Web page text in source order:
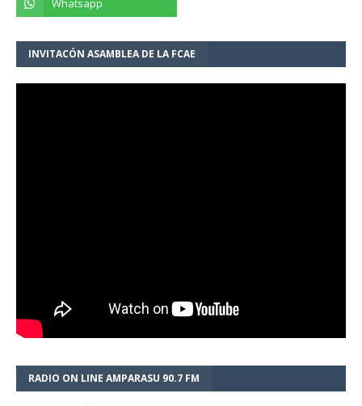
INVITACÓN ASAMBLEA DE LA FCAE
RADIO ON LINE AMPARASU 90.7 FM